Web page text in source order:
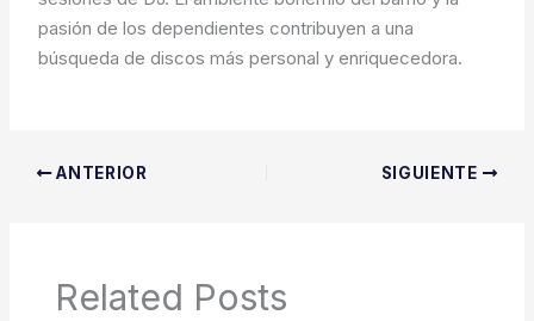
pasión de los dependientes contribuyen a una
búsqueda de discos más personal y enriquecedora.
ANTERIOR SIGUIENTE
Related Posts